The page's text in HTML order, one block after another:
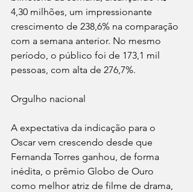
4,30 milhões, um impressionante
crescimento de 238,6% na comparação
com a semana anterior. No mesmo
período, o público foi de 173,1 mil
pessoas, com alta de 276,7%.
Orgulho nacional
A expectativa da indicação para o
Oscar vem crescendo desde que
Fernanda Torres ganhou, de forma
inédita, o prêmio Globo de Ouro
como melhor atriz de filme de drama,